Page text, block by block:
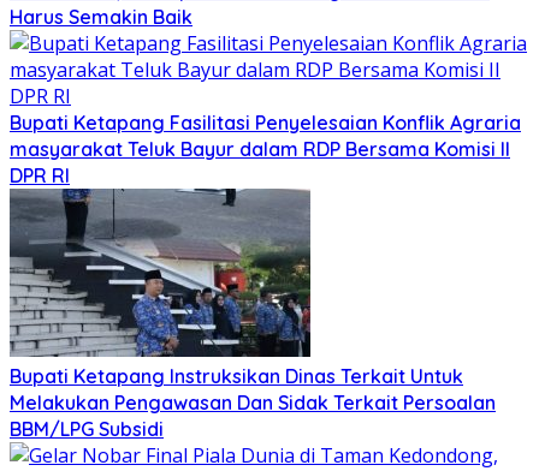
Harus Semakin Baik
Bupati Ketapang Fasilitasi Penyelesaian Konflik Agraria
masyarakat Teluk Bayur dalam RDP Bersama Komisi II
DPR RI
Bupati Ketapang Instruksikan Dinas Terkait Untuk
Melakukan Pengawasan Dan Sidak Terkait Persoalan
BBM/LPG Subsidi